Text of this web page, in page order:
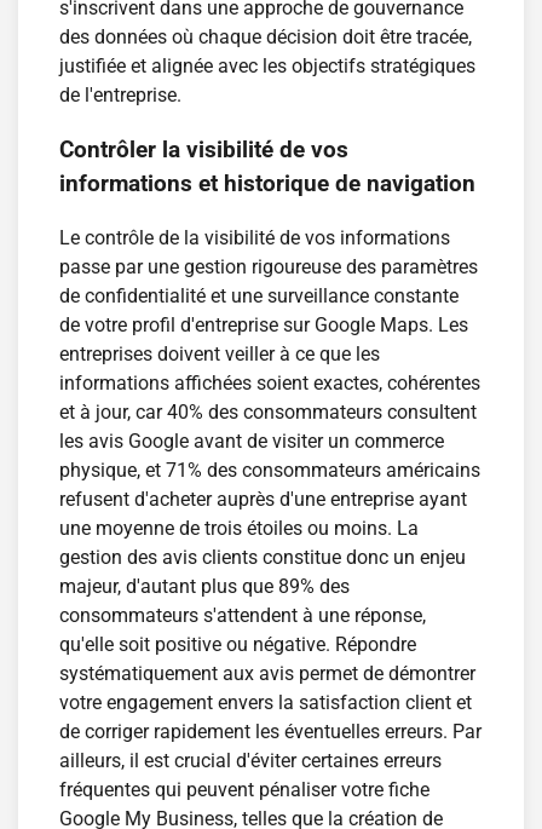
s'inscrivent dans une approche de gouvernance
des données où chaque décision doit être tracée,
justifiée et alignée avec les objectifs stratégiques
de l'entreprise.
Contrôler la visibilité de vos
informations et historique de navigation
Le contrôle de la visibilité de vos informations
passe par une gestion rigoureuse des paramètres
de confidentialité et une surveillance constante
de votre profil d'entreprise sur Google Maps. Les
entreprises doivent veiller à ce que les
informations affichées soient exactes, cohérentes
et à jour, car 40% des consommateurs consultent
les avis Google avant de visiter un commerce
physique, et 71% des consommateurs américains
refusent d'acheter auprès d'une entreprise ayant
une moyenne de trois étoiles ou moins. La
gestion des avis clients constitue donc un enjeu
majeur, d'autant plus que 89% des
consommateurs s'attendent à une réponse,
qu'elle soit positive ou négative. Répondre
systématiquement aux avis permet de démontrer
votre engagement envers la satisfaction client et
de corriger rapidement les éventuelles erreurs. Par
ailleurs, il est crucial d'éviter certaines erreurs
fréquentes qui peuvent pénaliser votre fiche
Google My Business, telles que la création de